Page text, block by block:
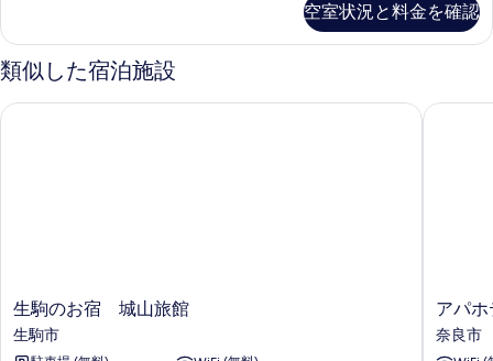
細
空室状況と料金を確認
類似した宿泊施設
生
駒
の
生駒のお宿 城山旅館
生駒市
生駒のお宿 城山旅館
ア
パ
ホ
アパ
奈良市
アパホ